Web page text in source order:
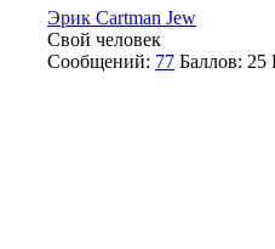
Эрик Cartman Jew
Свой человек
Сообщений: 77 Баллов: 25